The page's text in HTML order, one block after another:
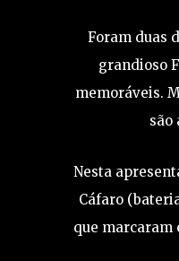
Foram duas
grandioso
memoráveis.
são
Nesta
Cáfaro
que marcaram